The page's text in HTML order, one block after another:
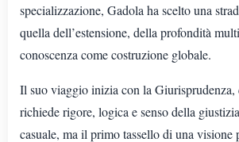
specializzazione, Gadola ha scelto una
quella dell’estensione, della profondità
conoscenza come costruzione globale.
Il suo viaggio inizia con la Giurisprudenza,
richiede rigore, logica e senso della
casuale, ma il primo tassello di una visione